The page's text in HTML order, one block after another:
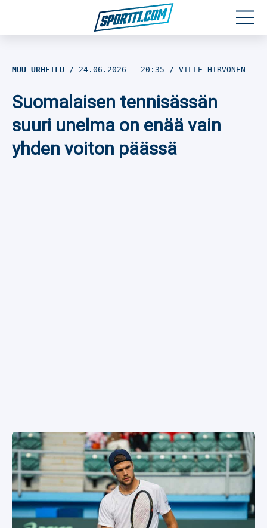
Jalkapallo
Yleisurheilu
MUU URHEILU 24.06.2026 - 20:35 VILLE HIRVONEN
Suomalaisen tennisässän
suuri unelma on enää vain
yhden voiton päässä